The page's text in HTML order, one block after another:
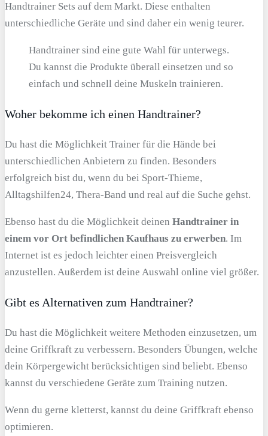
Handtrainer Sets auf dem Markt. Diese enthalten
unterschiedliche Geräte und sind daher ein wenig teurer.
Handtrainer sind eine gute Wahl für unterwegs.
Du kannst die Produkte überall einsetzen und so
einfach und schnell deine Muskeln trainieren.
Woher bekomme ich einen Handtrainer?
Du hast die Möglichkeit Trainer für die Hände bei
unterschiedlichen Anbietern zu finden. Besonders
erfolgreich bist du, wenn du bei Sport-Thieme,
Alltagshilfen24, Thera-Band und real auf die Suche gehst.
Ebenso hast du die Möglichkeit deinen Handtrainer in
einem vor Ort befindlichen Kaufhaus zu erwerben. Im
Internet ist es jedoch leichter einen Preisvergleich
anzustellen. Außerdem ist deine Auswahl online viel größer.
Gibt es Alternativen zum Handtrainer?
Du hast die Möglichkeit weitere Methoden einzusetzen, um
deine Griffkraft zu verbessern. Besonders Übungen, welche
dein Körpergewicht berücksichtigen sind beliebt. Ebenso
kannst du verschiedene Geräte zum Training nutzen.
Wenn du gerne kletterst, kannst du deine Griffkraft ebenso
optimieren.